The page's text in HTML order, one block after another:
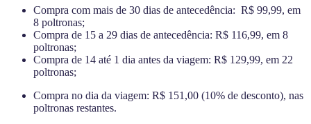
Compra com mais de 30 dias de antecedência: R$ 99,99, em
8 poltronas;
Compra de 15 a 29 dias de antecedência: R$ 116,99, em 8
poltronas;
Compra de 14 até 1 dia antes da viagem: R$ 129,99, em 22
poltronas;
Compra no dia da viagem: R$ 151,00 (10% de desconto), nas
poltronas restantes.